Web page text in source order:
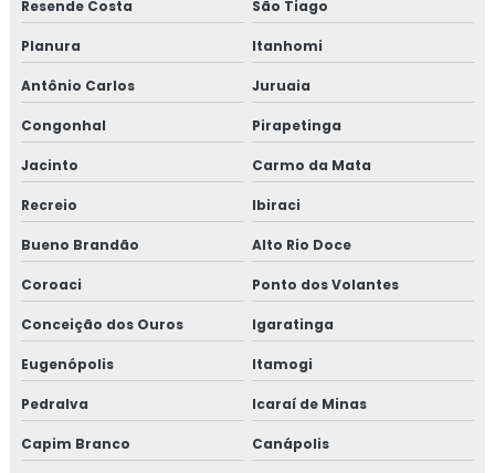
Resende Costa São Tiago
Planura Itanhomi
Antônio Carlos Juruaia
Congonhal Pirapetinga
Jacinto Carmo da Mata
Recreio Ibiraci
Bueno Brandão Alto Rio Doce
Coroaci Ponto dos Volantes
Conceição dos Ouros Igaratinga
Eugenópolis Itamogi
Pedralva Icaraí de Minas
Capim Branco Canápolis